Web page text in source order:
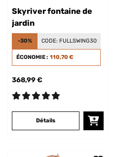
Skyriver fontaine de
jardin
-30% CODE: FULLSWING30
ÉCONOMIE : 110,70 €
368,99 €
Détails